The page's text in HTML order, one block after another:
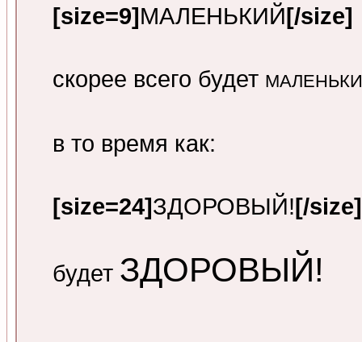
[size=9]МАЛЕНЬКИЙ[/size]
скорее всего будет
в то время как:
[size=24]ЗДОРОВЫЙ![/size]
будет ЗДОРОВЫЙ!